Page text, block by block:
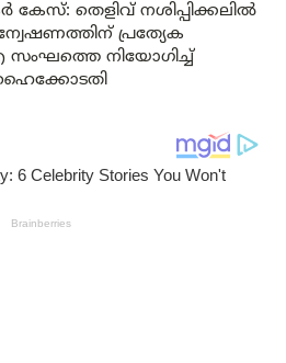
കേസ്: തെളിവ് നശിപ്പിക്കലിൽ
പ്രത്യേക
നിയോഗിച്ച്